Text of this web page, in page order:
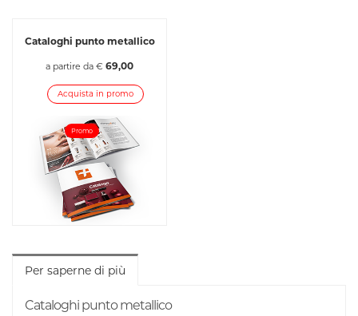
Cataloghi punto metallico
a partire da € 69,00
Acquista in promo
Promo
Per saperne di più
Cataloghi punto metallico